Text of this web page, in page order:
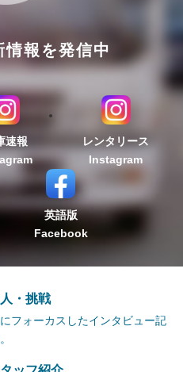
報を発信中
速報
レンタリース
Instagram
英語版
Facebook
・挑戦
フォーカスしたインタビュー記